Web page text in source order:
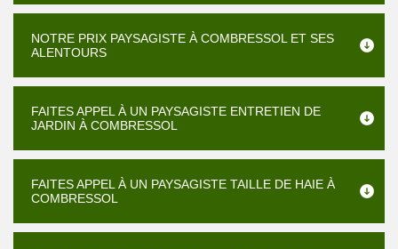
NOTRE PRIX PAYSAGISTE À COMBRESSOL ET SES
ALENTOURS
FAITES APPEL À UN PAYSAGISTE ENTRETIEN DE
JARDIN À COMBRESSOL
FAITES APPEL À UN PAYSAGISTE TAILLE DE HAIE À
COMBRESSOL